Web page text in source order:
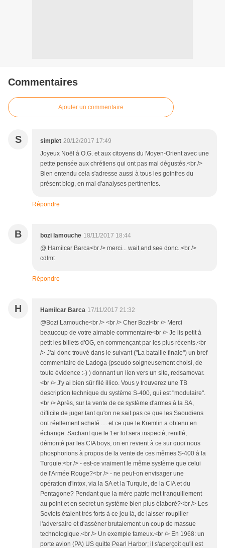
Commentaires
Ajouter un commentaire
S simplet 20/12/2017 17:49
Joyeux Noël à O.G. et aux citoyens du Moyen-Orient avec une
petite pensée aux chrétiens qui ont pas mal dégustés.<br />
Bien entendu cela s'adresse aussi à tous les goinfres du
présent blog, en mal d'analyses pertinentes.
Répondre
B bozi lamouche 18/11/2017 18:44
@ Hamilcar Barca<br /> merci... wait and see donc..<br />
cdlmt
Répondre
H Hamilcar Barca 17/11/2017 21:32
@Bozi Lamouche<br /> <br /> Cher Bozi<br /> Merci
beaucoup de votre aimable commentaire<br /> Je lis petit à
petit les billets d'OG, en commençant par les plus récents.<br
/> J'ai donc trouvé dans le suivant ("La bataille finale") un bref
commentaire de Ladoga (pseudo soigneusement choisi, de
toute évidence :-) ) donnant un lien vers un site, redsamovar.
<br /> J'y ai bien sûr filé illico. Vous y trouverez une TB
description technique du système S-400, qui est "modulaire".
<br /> Après, sur la vente de ce système d'armes à la SA,
difficile de juger tant qu'on ne sait pas ce que les Saoudiens
ont réellement acheté .... et ce que le Kremlin a obtenu en
échange. Sachant que le 1er lot sera inspecté, reniflé,
démonté par les CIA boys, on en revient à ce sur quoi nous
phosphorions à propos de la vente de ces mêmes S-400 à la
Turquie:<br /> - est-ce vraiment le même système que celui
de l'Armée Rouge?<br /> - ne peut-on envisager une
opération d'intox, via la SA et la Turquie, de la CIA et du
Pentagone? Pendant que la mère patrie met tranquillement
au point et en secret un système bien plus élaboré?<br /> Les
Soviets étaient très forts à ce jeu là, de laisser roupiller
l'adversaire et d'asséner brutalement un coup de massue
technologique.<br /> Un exemple fameux.<br /> En 1968: un
porte avion (PA) US quitte Pearl Harbor; il s'aperçoit qu'il est